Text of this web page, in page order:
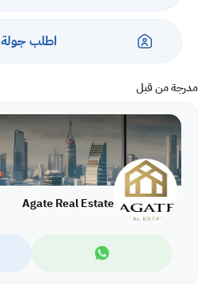
اطلب جولة
مدرجة من قبل
Agate Real Estate